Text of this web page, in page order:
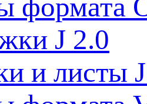
формата
J 2.0
и листы